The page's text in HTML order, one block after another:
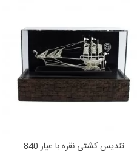
تندیس کشتی نقره با عیار 840